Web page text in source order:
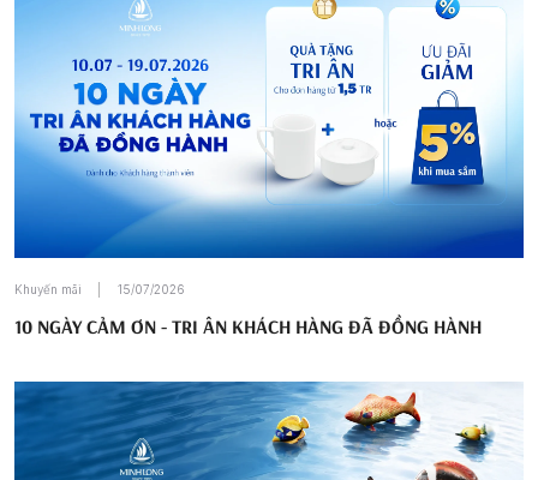
Khuyến mãi 15/07/2026
10 NGÀY CẢM ƠN - TRI ÂN KHÁCH HÀNG ĐÃ ĐỒNG HÀNH